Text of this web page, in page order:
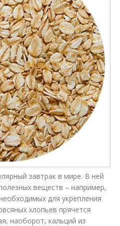
завтрак в мире. В ней
веществ – например,
для укрепления
хлопьев прячется
наоборот, кальций из